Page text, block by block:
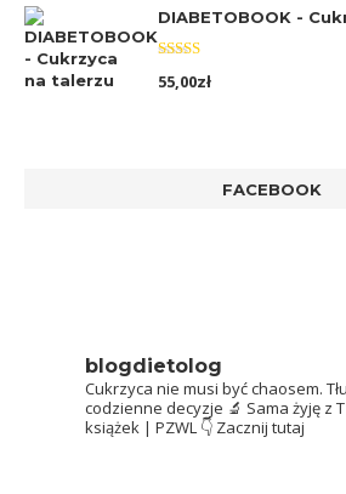
DIABETOBOOK -
Oceniono
5.00na 5
55,00zł
FACEBOOK
blogdietolog
Cukrzyca nie musi być chaosem.
codzienne decyzje 🔬 Sama żyję z
książek | PZWL 👇 Zacznij tutaj